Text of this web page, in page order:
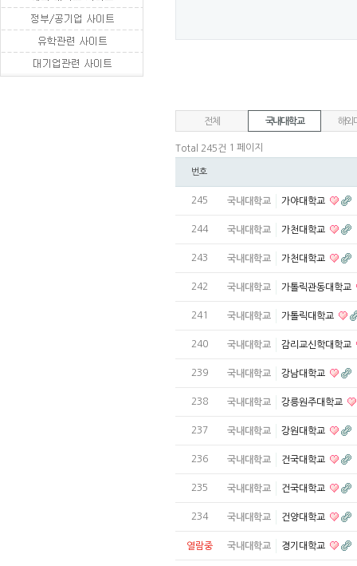
전체 국내대학교 해외
Total 245건 1 페이지
번호
245 국내대학교 가야대학교
244 국내대학교 가천대학교
243 국내대학교 가천대학교
242 국내대학교 가톨릭관동대학교
241 국내대학교 가톨릭대학교
240 국내대학교 감리교신학대학교
239 국내대학교 강남대학교
238 국내대학교 강릉원주대학교
237 국내대학교 강원대학교
236 국내대학교 건국대학교
235 국내대학교 건국대학교
234 국내대학교 건양대학교
열람중 국내대학교 경기대학교